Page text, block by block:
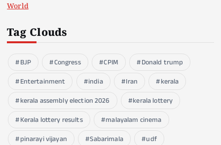
World
Tag Clouds
BJP Congress CPIM
Donald trump
Entertainment
india Iran
kerala
kerala assembly election 2026
kerala lottery
Kerala lottery results
malayalam cinema
pinarayi vijayan
Sabarimala udf